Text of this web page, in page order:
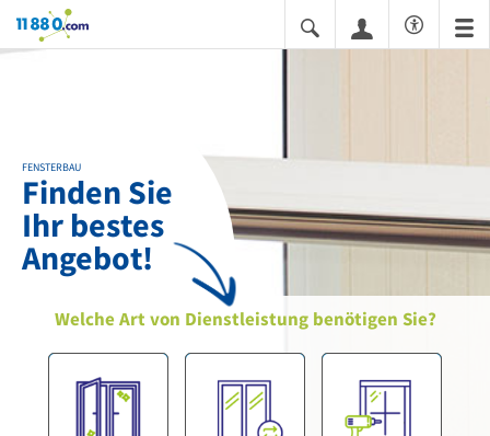
11880.com
FENSTERBAU
Finden Sie
Ihr bestes
Angebot!
Welche Art von Dienstleistung benötigen Sie?